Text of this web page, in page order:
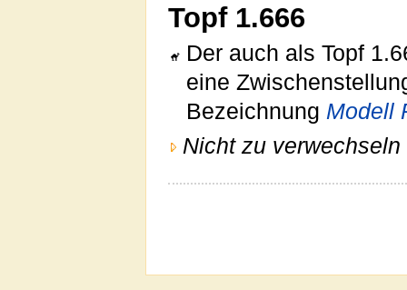
Topf 1.666
Der auch als Topf
eine
BezeichnungModell
Nicht zu verwechseln